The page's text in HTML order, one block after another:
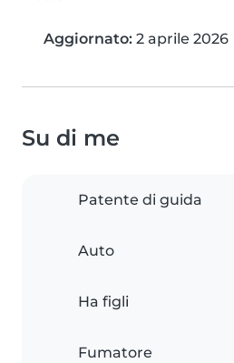
Aggiornato: 2 aprile 2026
Su di me
Patente di guida
Auto
Ha figli
Fumatore